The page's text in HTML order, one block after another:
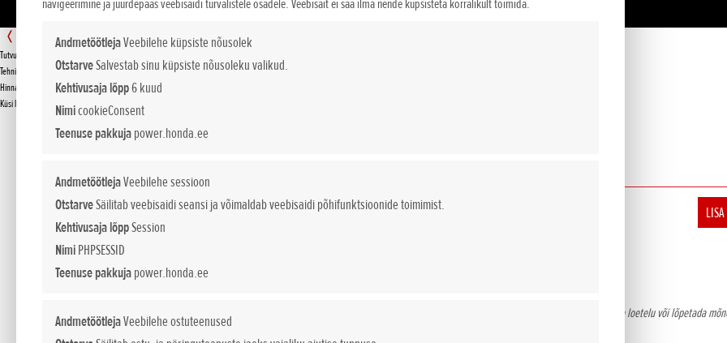
navigeerimine ja juurdepääs veebisaidi turvalistele osadele. Veebisait ei saa ilma nende küpsisteta korralikult toimida.
AndmetöötlejaVeebilehe küpsiste nõusolek
OtstarveSalvestab sinu küpsiste nõusoleku valikud.
Kehtivusaja lõpp6 kuud
NimicookieConsent
Teenuse pakkujapower.honda.ee
AndmetöötlejaVeebilehe sessioon
OtstarveSäilitab veebisaidi seansi ja võimaldab veebisaidi põhifunktsioonide toimimist.
Kehtivusaja lõppSession
NimiPHPSESSID
Teenuse pakkujapower.honda.ee
AndmetöötlejaVeebilehe ostuteenused
Tutvustus
Tehnilised andmed
Hinnakiri
Küsi lisa
KÜSI PAKKUMIST
Mini 4
*Soovituslikud jaemüügihinnad.
Esitatud hinnad, põhivarustus ja lisavarustuse valik on teavitava iseloomuga . NCG Import Baltics OÜ jätab õiguse muuta hindu ja varustuse loetelu või lõpetada
Hinnad sisaldavad käibemaksu.